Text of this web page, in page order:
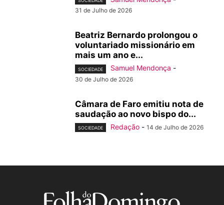
31 de Julho de 2026
Beatriz Bernardo prolongou o
voluntariado missionário em
mais um ano e...
SOCIEDADE Samuel Mendonça -
30 de Julho de 2026
Câmara de Faro emitiu nota de
saudação ao novo bispo do...
SOCIEDADE Redação - 14 de Julho de 2026